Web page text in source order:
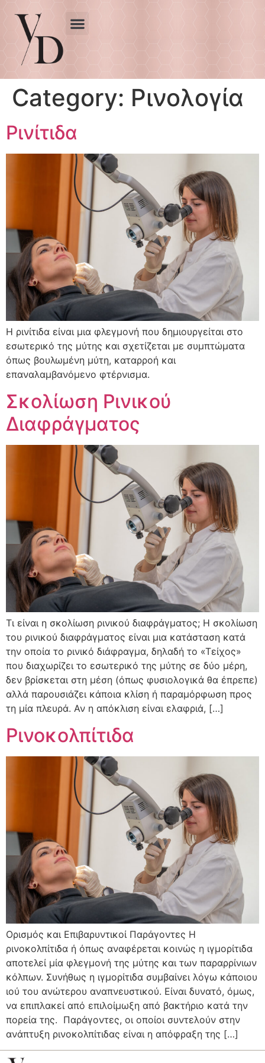
Category: Ρινολογία
Ρινίτιδα
Η ρινίτιδα είναι μια φλεγμονή που δημιουργείται στο
εσωτερικό της μύτης και σχετίζεται με συμπτώματα
όπως βουλωμένη μύτη, καταρροή και
επαναλαμβανόμενο φτέρνισμα.
Σκολίωση Ρινικού
Διαφράγματος
Τι είναι η σκολίωση ρινικού διαφράγματος; Η σκολίωση
του ρινικού διαφράγματος είναι μια κατάσταση κατά
την οποία το ρινικό διάφραγμα, δηλαδή το «Τείχος»
που διαχωρίζει το εσωτερικό της μύτης σε δύο μέρη,
δεν βρίσκεται στη μέση (όπως φυσιολογικά θα έπρεπε)
αλλά παρουσιάζει κάποια κλίση ή παραμόρφωση προς
τη μία πλευρά. Αν η απόκλιση είναι ελαφριά, […]
Ρινοκολπίτιδα
Ορισμός και Επιβαρυντικοί Παράγοντες Η
ρινοκολπίτιδα ή όπως αναφέρεται κοινώς η ιγμορίτιδα
αποτελεί μία φλεγμονή της μύτης και των παραρρίνιων
κόλπων. Συνήθως η ιγμορίτιδα συμβαίνει λόγω κάποιου
ιού του ανώτερου αναπνευστικού. Είναι δυνατό, όμως,
να επιπλακεί από επιλοίμωξη από βακτήριο κατά την
πορεία της. Παράγοντες, οι οποίοι συντελούν στην
ανάπτυξη ρινοκολπίτιδας είναι η απόφραξη της […]